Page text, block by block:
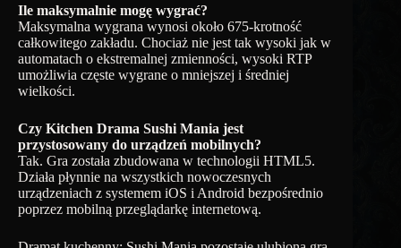
Ile maksymalnie mogę wygrać?
Maksymalna wygrana wynosi około 675-krotność
całkowitego zakładu. Chociaż nie jest tak wysoki jak w
automatach o ekstremalnej zmienności, wysoki RTP
umożliwia częste wygrane o mniejszej i średniej
wielkości.
Czy Kitchen Drama Sushi Mania jest
przystosowany do urządzeń mobilnych?
Tak. Gra została zbudowana w technologii HTML5.
Działa płynnie na wszystkich nowoczesnych
urządzeniach z systemem iOS i Android bezpośrednio
poprzez mobilną przeglądarkę internetową.